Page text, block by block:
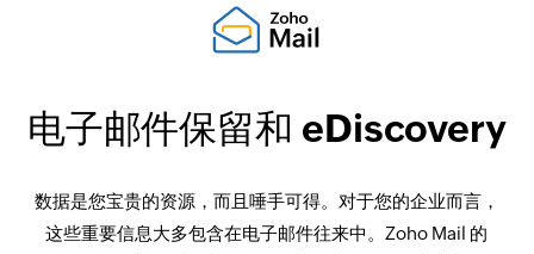
电子邮件保留和 eDiscovery
数据是您宝贵的资源，而且唾手可得。对于您的企业而言，
这些重要信息大多包含在电子邮件往来中。Zoho Mail 的